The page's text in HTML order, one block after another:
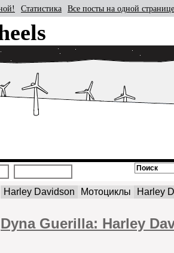
Статистика Все посты на одной странице
Harley Davidson Мотоциклы Harley
Dyna Guerilla: Harley